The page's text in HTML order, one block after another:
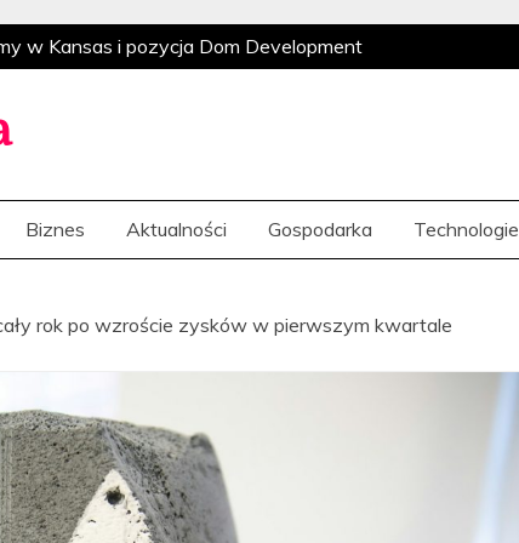
w Kansas i pozycja Dom Development
i indyjska ekspansja
na potrzeby klientów
w Kansas i pozycja Dom Development
i indyjska ekspansja
na potrzeby klientów
Globalne
Polsatu po amerykański wyścig o sztuczną
Biznes Aktualności Gospodarka Technologie
rok po wzroście zysków w pierwszym kwartale